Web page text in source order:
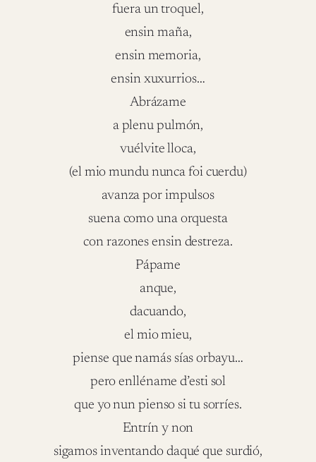
fuera un troquel,
ensin maña,
ensin memoria,
ensin xuxurrios…
Abrázame
a plenu pulmón,
vuélvite lloca,
(el mio mundu nunca foi cuerdu)
avanza por impulsos
suena como una orquesta
con razones ensin destreza.
Pápame
anque,
dacuando,
el mio mieu,
piense que namás sías orbayu…
pero enlléname d’esti sol
que yo nun pienso si tu sorríes.
Entrín y non
sigamos inventando daqué que surdió,